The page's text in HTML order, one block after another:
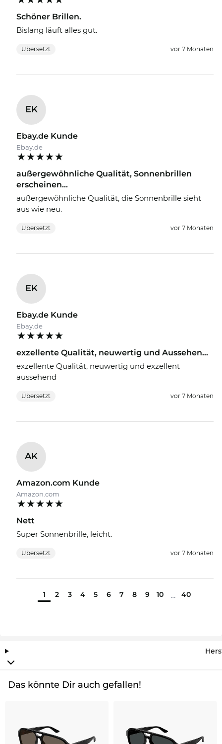
Schöner Brillen.
Bislang läuft alles gut.
Übersetzt vor 7 Monaten
EK
Ebay.de Kunde
Ebay.de
außergewöhnliche Qualität, Sonnenbrillen
erscheinen...
außergewöhnliche Qualität, die Sonnenbrille sieht
aus wie neu.
Übersetzt vor 7 Monaten
EK
Ebay.de Kunde
Ebay.de
exzellente Qualität, neuwertig und Aussehen...
exzellente Qualität, neuwertig und exzellent
aussehend
Übersetzt vor 7 Monaten
AK
Amazon.com Kunde
Amazon.com
Nett
Super Sonnenbrille, leicht.
Übersetzt vor 7 Monaten
1 2 3 4 5 6 7 8 9 10 … 40
Das könnte Dir auch gefallen!